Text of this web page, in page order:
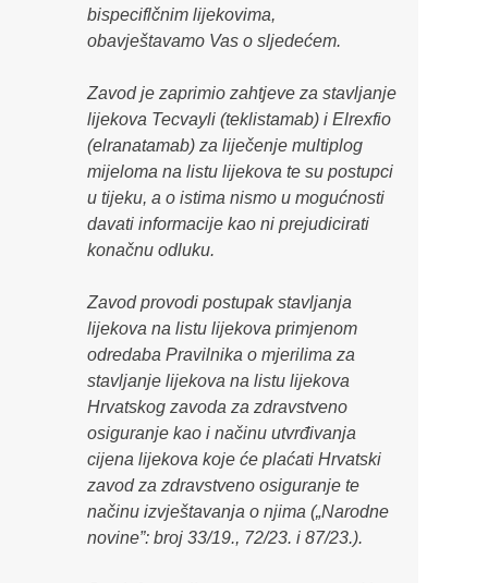
bispeciflčnim lijekovima,
obavještavamo Vas o sljedećem.
Zavod je zaprimio zahtjeve za stavljanje
lijekova Tecvayli (teklistamab) i Elrexfio
(elranatamab) za liječenje multiplog
mijeloma na listu lijekova te su postupci
u tijeku, a o istima nismo u mogućnosti
davati informacije kao ni prejudicirati
konačnu odluku.
Zavod provodi postupak stavljanja
lijekova na listu lijekova primjenom
odredaba Pravilnika o mjerilima za
stavljanje lijekova na listu lijekova
Hrvatskog zavoda za zdravstveno
osiguranje kao i načinu utvrđivanja
cijena lijekova koje će plaćati Hrvatski
zavod za zdravstveno osiguranje te
načinu izvještavanja o njima („Narodne
novine”: broj 33/19., 72/23. i 87/23.).